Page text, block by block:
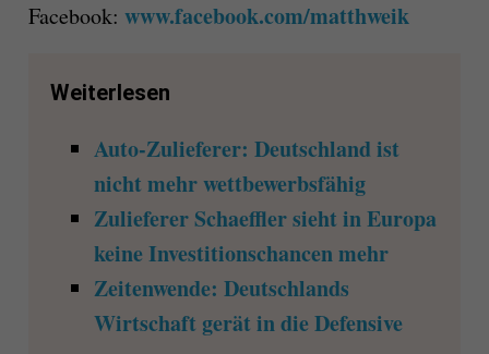
Facebook: www.facebook.com/matthweik
Weiterlesen
Auto-Zulieferer: Deutschland ist
nicht mehr wettbewerbsfähig
Zulieferer Schaeffler sieht in Europa
keine Investitionschancen mehr
Zeitenwende: Deutschlands
Wirtschaft gerät in die Defensive